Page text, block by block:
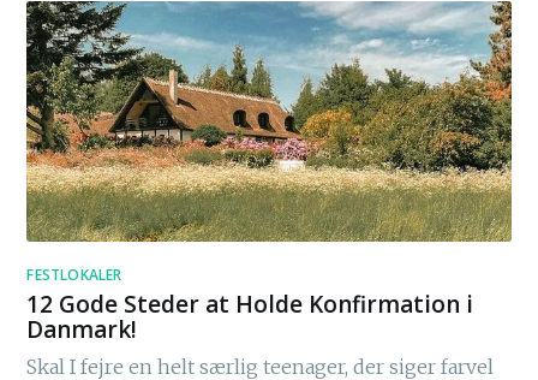
FESTLOKALER
12 Gode Steder at Holde Konfirmation i
Danmark!
Skal I fejre en helt særlig teenager, der siger farvel